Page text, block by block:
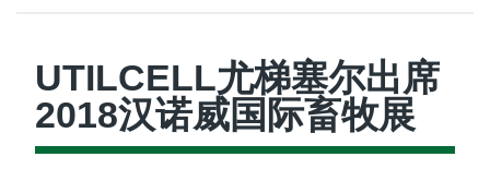
UTILCELL尤梯塞尔出席
2018汉诺威国际畜牧展